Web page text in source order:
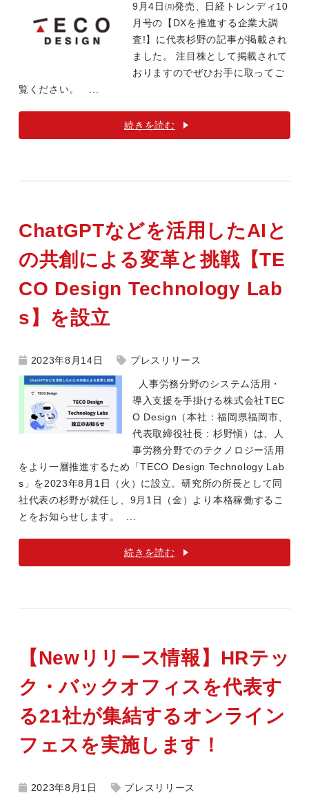
9月4日㈪発売、日経トレンディ10
月号の【DXを推進する企業大調
査!】に代表杉野の記事が掲載され
ました。 注目株として掲載されて
おりますのでぜひお手に取ってご
覧ください。 ...
続きを読む
ChatGPTなどを活用したAIと
の共創による変革と挑戦【TE
CO Design Technology Lab
s】を設立
2023年8月14日 プレスリリース
人事労務分野のシステム活用・
導入支援を手掛ける株式会社TEC
O Design（本社：福岡県福岡市、
代表取締役社長 : 杉野愼）は、人
事労務分野でのテクノロジー活用
をより一層推進するため「TECO Design Technology Lab
s」を2023年8月1日（火）に設立。研究所の所長として同
社代表の杉野が就任し、9月1日（金）より本格稼働するこ
とをお知らせします。 ...
続きを読む
【Newリリース情報】HRテッ
ク・バックオフィスを代表す
る21社が集結するオンライン
フェスを実施します！
2023年8月1日 プレスリリース